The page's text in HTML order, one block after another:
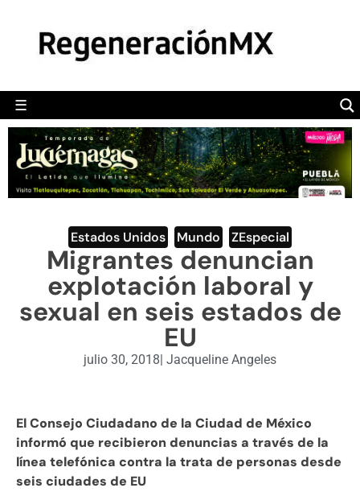
☰
POLÍTICA
CAMALEÓN
OPINIÓN
DEPORTES
ENGLISH SECTION
VIDEOS
Estados Unidos Mundo ZEspecial
Migrantes denuncian
explotación laboral y
sexual en seis estados de
EU
julio 30, 2018| Jacqueline Angeles
El Consejo Ciudadano de la Ciudad de México
informó que recibieron denuncias a través de la
línea telefónica contra la trata de personas desde
seis ciudades de EU